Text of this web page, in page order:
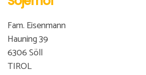
Links abbiegen
Sie haben Ihr Ziel erreicht, es befindet sich links
Fam. Eisenmann
Hauning 39
6306 Söll
TIROL